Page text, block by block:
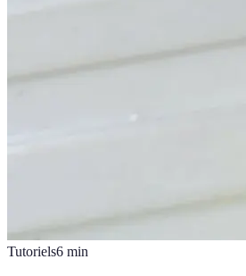
Tutoriels6 min